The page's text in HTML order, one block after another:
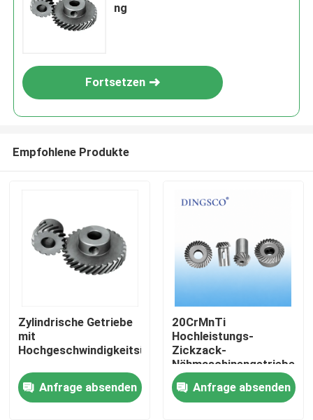
Produkte
Videos
ng
Fortsetzen
Empfohlene Produkte
Zylindrische Getriebe
mit
Hochgeschwindigkeitsübertragung
Anfrage absenden
20CrMnTi
Hochleistungs-
Zickzack-
Nähmaschinengetriebe
Anfrage absenden